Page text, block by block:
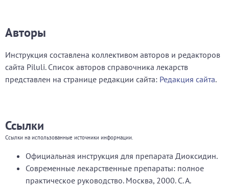
Авторы
Инструкция составлена коллективом авторов и редакторов
сайта Piluli. Список авторов справочника лекарств
представлен на странице редакции сайта: Редакция сайта.
Ссылки
Ссылки на использованные источники информации.
Официальная инструкция для препарата Диоксидин.
Современные лекарственные препараты: полное
практическое руководство. Москва, 2000. С. А.